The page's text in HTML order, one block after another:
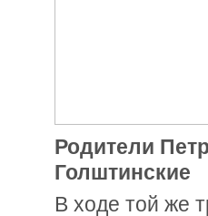
Родители
Голштинские
В ходе той же